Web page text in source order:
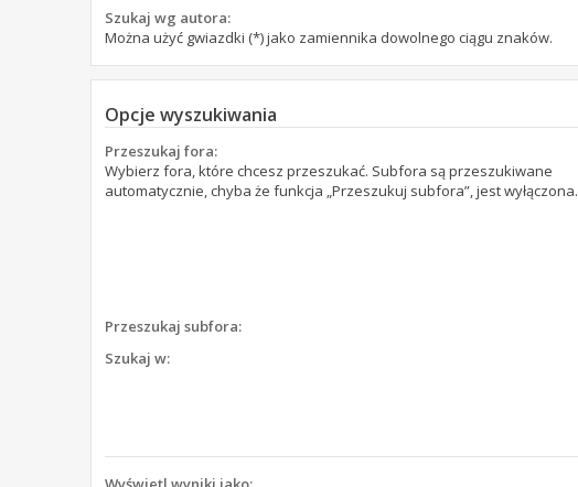
Szukaj wg autora:
Można użyć gwiazdki (*) jako zamiennika dowolnego ciągu znaków.
Opcje wyszukiwania
Przeszukaj fora:
Wybierz fora, które chcesz przeszukać. Subfora są przeszukiwane
automatycznie, chyba że funkcja „Przeszukuj subfora”, jest wyłączona.
Przeszukaj subfora:
Szukaj w: